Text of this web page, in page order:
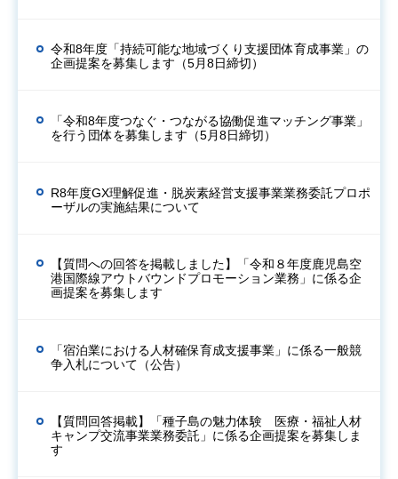
令和8年度「持続可能な地域づくり支援団体育成事業」の
企画提案を募集します（5月8日締切）
「令和8年度つなぐ・つながる協働促進マッチング事業」
を行う団体を募集します（5月8日締切）
R8年度GX理解促進・脱炭素経営支援事業業務委託プロポ
ーザルの実施結果について
【質問への回答を掲載しました】「令和８年度鹿児島空
港国際線アウトバウンドプロモーション業務」に係る企
画提案を募集します
「宿泊業における人材確保育成支援事業」に係る一般競
争入札について（公告）
【質問回答掲載】「種子島の魅力体験 医療・福祉人材
キャンプ交流事業業務委託」に係る企画提案を募集しま
す